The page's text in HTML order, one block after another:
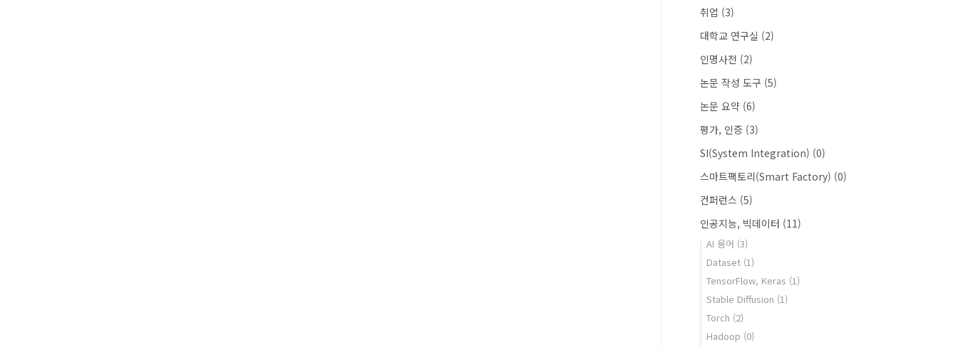
취업 (3)
대학교 연구실 (2)
인명사전 (2)
논문 작성 도구 (5)
논문 요약 (6)
평가, 인증 (3)
SI(System Integration) (0)
스마트팩토리(Smart Factory) (0)
컨퍼런스 (5)
인공지능, 빅데이터 (11)
AI 용어 (3)
Dataset (1)
TensorFlow, Keras (1)
Stable Diffusion (1)
Torch (2)
Hadoop (0)